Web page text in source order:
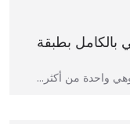
بالكامل بطبقة